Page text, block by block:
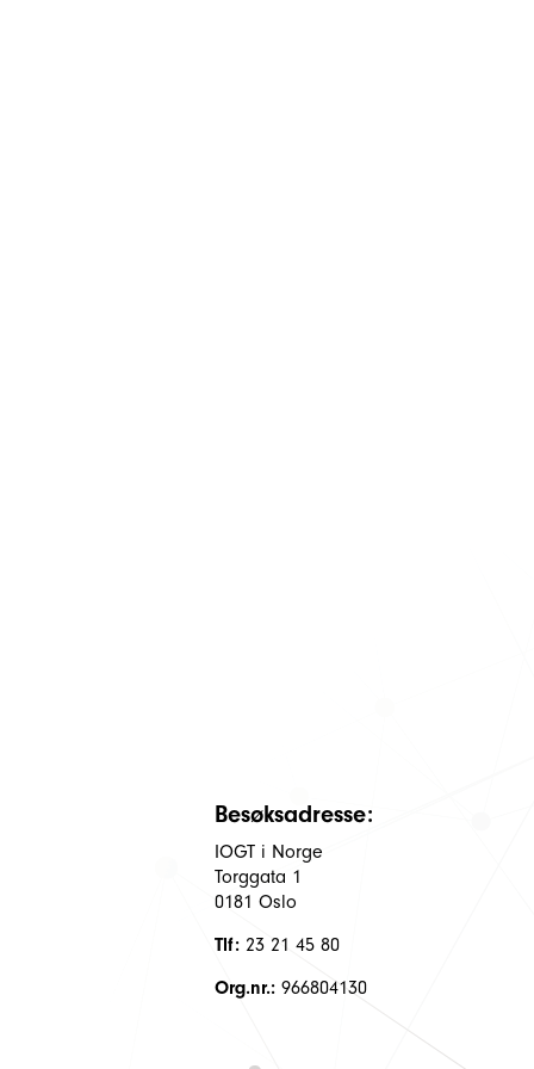
Besøksadresse:
IOGT i Norge
Torggata 1
0181 Oslo
Tlf: 23 21 45 80
Org.nr.: 966804130